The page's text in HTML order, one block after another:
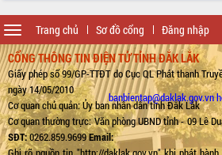
Trang chủ Sơ đồ cổng Đăng nhập
Toggle
navigation
CỔNG THÔNG TIN ĐIỆN TỬ TỈNH ĐẮK LẮK
Giấy phép số 99/GP-TTĐT do Cục QL Phát thanh
ngày 14/05/2010
Cơ quan chủ quản: Ủy ban nhân dân tỉnh Đắk Lắk
Cơ quan thường trực: Văn phòng UBND tỉnh - 09 Lê
SĐT:0262.859.9699Email:
banbientap@daklak.gov.vn